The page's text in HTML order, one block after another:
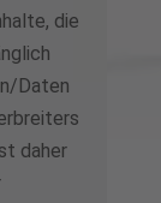
die
Daten
daher